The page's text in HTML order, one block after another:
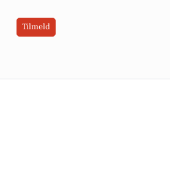
Tilmeld